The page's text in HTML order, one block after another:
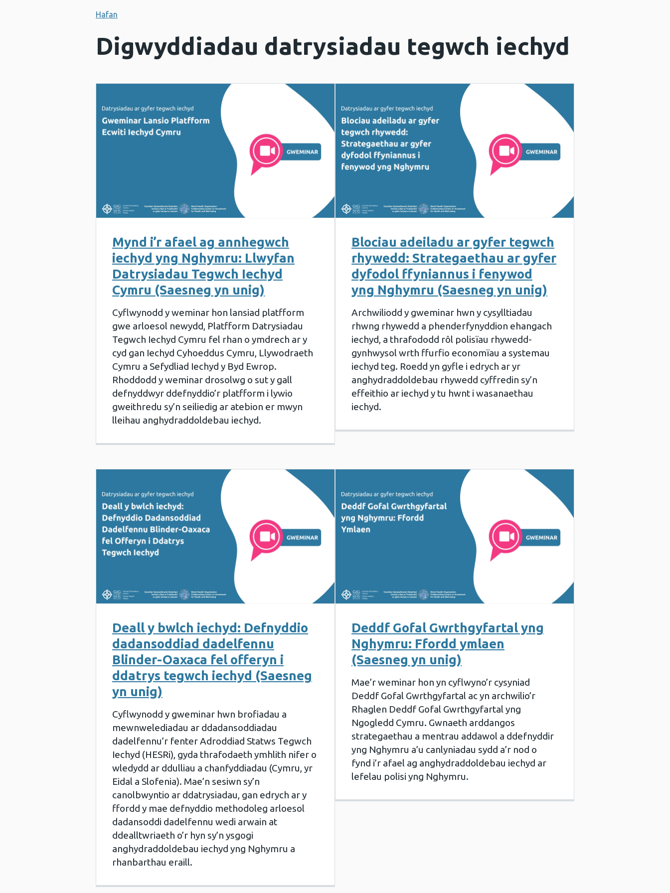
Hafan
Digwyddiadau datrysiadau tegwch iechyd
Mynd i’r afael ag annhegwch
iechyd yng Nghymru: Llwyfan
Datrysiadau Tegwch Iechyd
Cymru (Saesneg yn unig)
Cyflwynodd y weminar hon lansiad platfform
gwe arloesol newydd, Platfform Datrysiadau
Tegwch Iechyd Cymru fel rhan o ymdrech ar y
cyd gan Iechyd Cyhoeddus Cymru, Llywodraeth
Cymru a Sefydliad Iechyd y Byd Ewrop.
Rhoddodd y weminar drosolwg o sut y gall
defnyddwyr ddefnyddio’r platfform i lywio
gweithredu sy’n seiliedig ar atebion er mwyn
lleihau anghydraddoldebau iechyd.
Blociau adeiladu ar gyfer tegwch
rhywedd: Strategaethau ar gyfer
dyfodol ffyniannus i fenywod
yng Nghymru (Saesneg yn unig)
Archwiliodd y gweminar hwn y cysylltiadau
rhwng rhywedd a phenderfynyddion ehangach
iechyd, a thrafododd rôl polisïau rhywedd-
gynhwysol wrth ffurfio economïau a systemau
iechyd teg. Roedd yn gyfle i edrych ar yr
anghydraddoldebau rhywedd cyffredin sy’n
effeithio ar iechyd y tu hwnt i wasanaethau
iechyd.
Deall y bwlch iechyd: Defnyddio
dadansoddiad dadelfennu
Blinder-Oaxaca fel offeryn i
ddatrys tegwch iechyd (Saesneg
yn unig)
Cyflwynodd y gweminar hwn brofiadau a
mewnwelediadau ar ddadansoddiadau
dadelfennu’r fenter Adroddiad Statws Tegwch
Iechyd (HESRi), gyda thrafodaeth ymhlith nifer o
wledydd ar ddulliau a chanfyddiadau (Cymru, yr
Eidal a Slofenia). Mae’n sesiwn sy’n
canolbwyntio ar ddatrysiadau, gan edrych ar y
ffordd y mae defnyddio methodoleg arloesol
dadansoddi dadelfennu wedi arwain at
ddealltwriaeth o’r hyn sy’n ysgogi
anghydraddoldebau iechyd yng Nghymru a
rhanbarthau eraill.
Deddf Gofal Gwrthgyfartal yng
Nghymru: Ffordd ymlaen
(Saesneg yn unig)
Mae’r weminar hon yn cyflwyno’r cysyniad
Deddf Gofal Gwrthgyfartal ac yn archwilio’r
Rhaglen Deddf Gofal Gwrthgyfartal yng
Ngogledd Cymru. Gwnaeth arddangos
strategaethau a mentrau addawol a ddefnyddir
yng Nghymru a’u canlyniadau sydd a’r nod o
fynd i’r afael ag anghydraddoldebau iechyd ar
lefelau polisi yng Nghymru.